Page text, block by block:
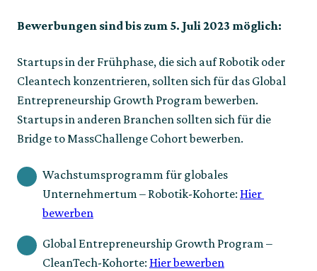
Bewerbungen sind bis zum 5. Juli 2023 möglich:
Startups in der Frühphase, die sich auf Robotik oder
Cleantech konzentrieren, sollten sich für das Global
Entrepreneurship Growth Program bewerben.
Startups in anderen Branchen sollten sich für die
Bridge to MassChallenge Cohort bewerben.
Wachstumsprogramm für globales
Unternehmertum – Robotik-Kohorte: Hier
bewerben
Global Entrepreneurship Growth Program –
CleanTech-Kohorte: Hier bewerben